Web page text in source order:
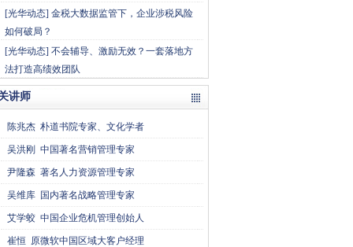
[光华动态] 金税大数据监管下，企业涉税风险
如何破局？
[光华动态] 不会辅导、激励无效？一套落地方
法打造高绩效团队
讲师
陈兆杰 朴道书院专家、文化学者
吴洪刚 中国著名营销管理专家
尹隆森 著名人力资源管理专家
吴维库 国内著名战略管理专家
艾学蛟 中国企业危机管理创始人
崔恒 原微软中国区域大客户经理